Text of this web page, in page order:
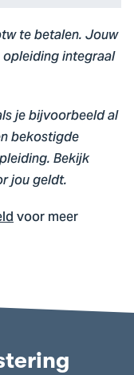
te betalen. Jouw
opleiding integraal
je bijvoorbeeld al
bekostigde
Bekijk
jou geldt.
voor meer